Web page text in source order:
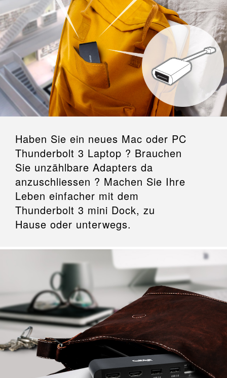
Haben Sie ein neues Mac oder PC
Thunderbolt 3 Laptop ? Brauchen
Sie unzählbare Adapters da
anzuschliessen ? Machen Sie Ihre
Leben einfacher mit dem
Thunderbolt 3 mini Dock, zu
Hause oder unterwegs.